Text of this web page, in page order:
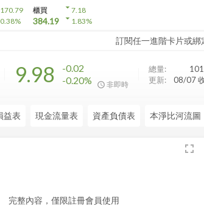
170.79
0.38%
櫃買
384.19
arrow_drop_down7.18
arrow_drop_down1.83%
訂閱任一進階卡片或
9.98
-0.02
-0.20%
非即時
總量: 101
更新:
08/07
益表 現金流量表 資產負債表 本淨比河流圖
fullscreen
完整內容，僅限註冊會員使用